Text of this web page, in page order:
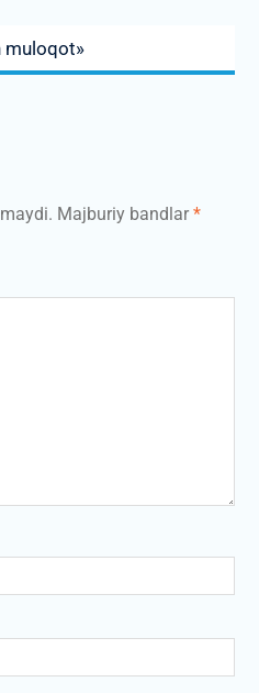
muloqot»
Majburiy bandlar*